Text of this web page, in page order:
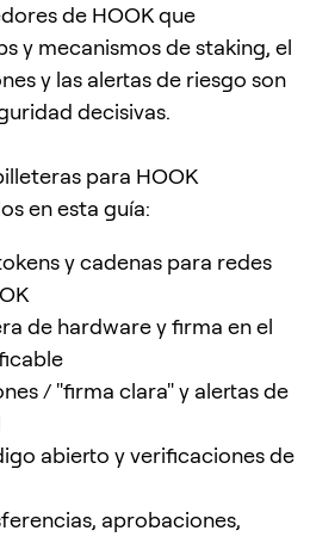
de HOOK que
y mecanismos de staking, el
y las alertas de riesgo son
decisivas.
para HOOK
en esta guía:
y cadenas para redes
de hardware y firma en el
/ "firma clara" y alertas de
abierto y verificaciones de
aprobaciones,